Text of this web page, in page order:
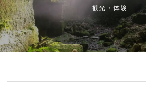
観光・体験